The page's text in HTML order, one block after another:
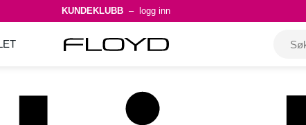
KUNDEKLUBB – logg inn